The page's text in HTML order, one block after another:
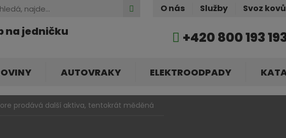
na jedničku +420 800 193
Hledat O nás Služby Svoz kovů
AUTOVRAKY ELEKTROODPADY
prodává další aktiva, tentokrát měděná